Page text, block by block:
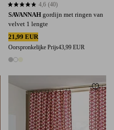
SAVANNAH gordijn met ringen van
velvet 1 lengte
21,99 EUR
Oorspronkelijke Prijs43,99 EUR
3 kleuren
4,6 op basis van 40 beoordelingen
4,6 (40)
aan favorieten
300